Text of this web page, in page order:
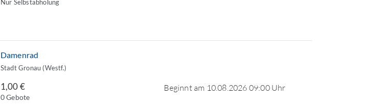
Nur Selbstabholung
Damenrad
Stadt Gronau (Westf.)
1,00 €
0 Gebote
Beginnt am 10.08.2026 09:00 Uhr